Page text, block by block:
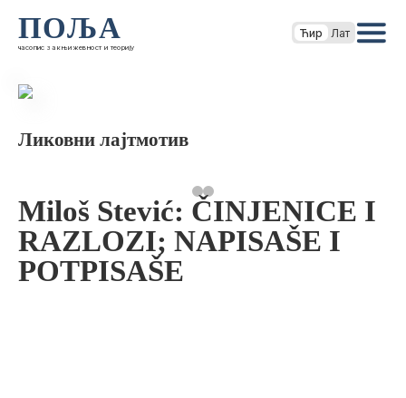
ПОЉА
часопис за књижевност и теорију
Ћир Лат
Ликовни лајтмотив
Miloš Stević: ČINJENICE I
RAZLOZI; NAPISAŠE I
POTPISAŠE